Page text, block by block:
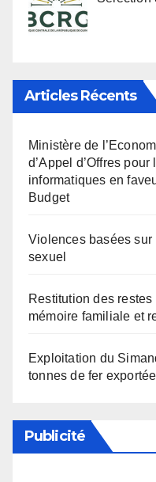
Articles Récents
Ministère de
d’Appel d’Offres
informatiques en
Budget
Violences basées
sexuel
Restitution des
mémoire familiale et
Exploitation du
tonnes de fer
Publicité